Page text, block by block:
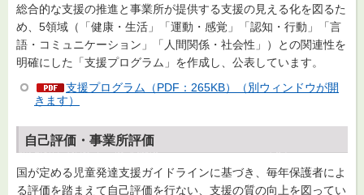
総合的な支援の推進と事業所が提供する支援の見える化を図るた
め、5領域（「健康・生活」「運動・感覚」「認知・行動」「言
語・コミュニケーション」「人間関係・社会性」）との関連性を
明確にした「支援プログラム」を作成し、公表しています。
支援プログラム（PDF：265KB）（別ウィンドウが開
きます）
自己評価・事業所評価
国が定める児童発達支援ガイドラインに基づき、毎年保護者によ
る評価を踏まえて自己評価を行ない、支援の質の向上を図ってい